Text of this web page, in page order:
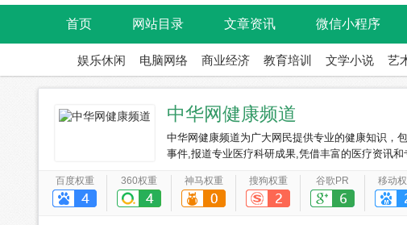
首页 网站目录 文章资讯 微信小程序
娱乐休闲 电脑网络 商业经济 教育培训 文学小说 艺
中华网健康频道
中华网健康频道为广大网民提供专业的健康知识，
事件,报道专业医疗科研成果,凭借丰富的医疗资讯
百度权重 360权重 神马权重 搜狗权重 谷歌PR 移动